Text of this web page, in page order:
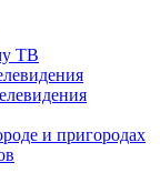
ТВ
и пригородах